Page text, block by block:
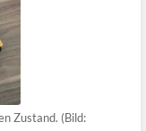
Zustand. (Bild: